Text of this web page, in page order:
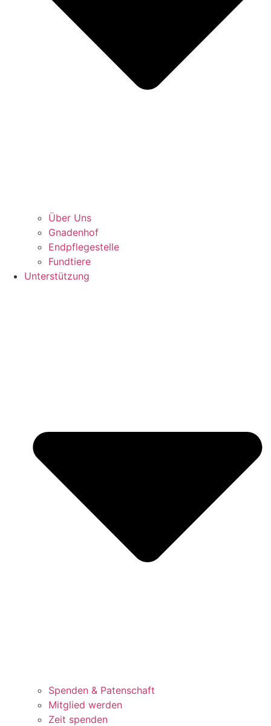
Über Uns
Gnadenhof
Endpflegestelle
Fundtiere
Unterstützung
Spenden & Patenschaft
Mitglied werden
Zeit spenden